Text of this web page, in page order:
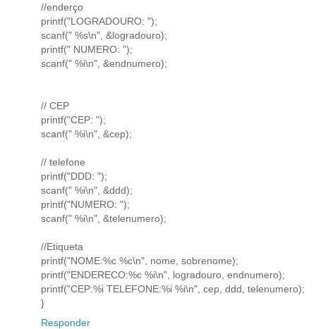
//enderço
printf("LOGRADOURO: ");
scanf(" %s\n", &logradouro);
printf(" NUMERO: ");
scanf(" %i\n", &endnumero);
// CEP
printf("CEP: ");
scanf(" %i\n", &cep);
// telefone
printf("DDD: ");
scanf(" %i\n", &ddd);
printf("NUMERO: ");
scanf(" %i\n", &telenumero);
//Etiqueta
printf("NOME:%c %c\n", nome, sobrenome);
printf("ENDERECO:%c %i\n", logradouro, endnumero);
printf("CEP:%i TELEFONE:%i %i\n", cep, ddd, telenumero);
}
Responder